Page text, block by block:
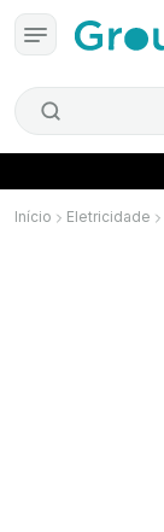
Início Eletricidade